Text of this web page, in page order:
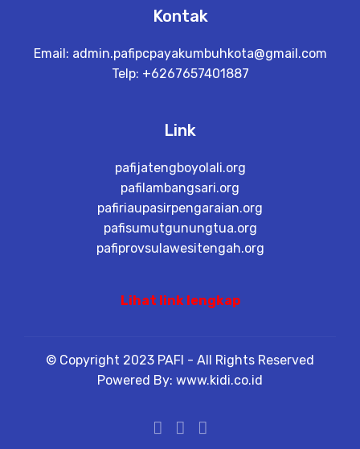
Kontak
Email: admin.pafipcpayakumbuhkota@gmail.com
Telp: +6267657401887
Link
pafijatengboyolali.org
pafilambangsari.org
pafiriaupasirpengaraian.org
pafisumutgunungtua.org
pafiprovsulawesitengah.org
Lihat link lengkap
© Copyright 2023 PAFI - All Rights Reserved
Powered By: www.kidi.co.id